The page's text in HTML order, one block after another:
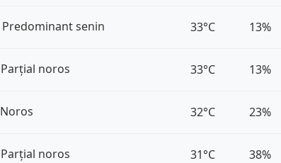
Predominant senin 33°C 13%
Parțial noros 33°C 13%
Noros 32°C 23%
Parțial noros 31°C 38%